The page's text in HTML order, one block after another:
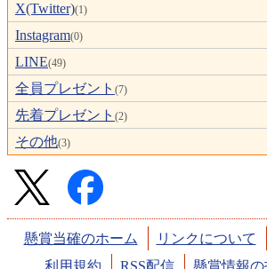
X(Twitter)(1)
Instagram(0)
LINE(49)
全員プレゼント (7)
先着プレゼント (2)
その他(3)
懸賞当確のホーム リンクについて
利用規約
RSS配信 懸賞情報